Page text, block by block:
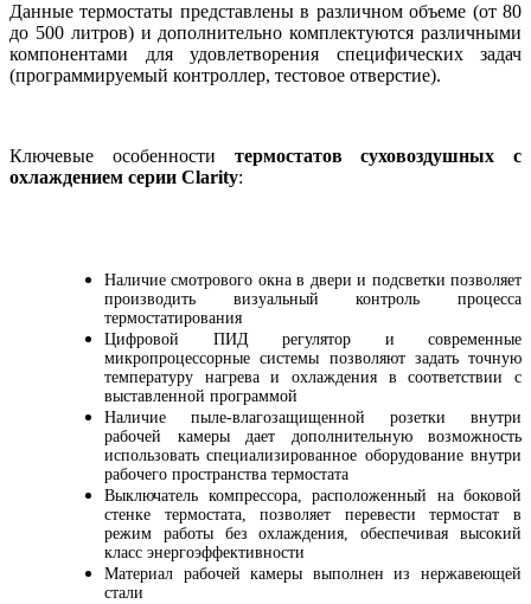
Данные термостаты представлены в различном объеме (от 80
до 500 литров) и дополнительно комплектуются различными
компонентами для удовлетворения специфических задач
(программируемый контроллер, тестовое отверстие).
Ключевые особенности термостатов суховоздушных с
охлаждением серии Clarity:
Наличие смотрового окна в двери и подсветки позволяет
производить визуальный контроль процесса
термостатирования
Цифровой ПИД регулятор и современные
микропроцессорные системы позволяют задать точную
температуру нагрева и охлаждения в соответствии с
выставленной программой
Наличие пыле-влагозащищенной розетки внутри
рабочей камеры дает дополнительную возможность
использовать специализированное оборудование внутри
рабочего пространства термостата
Выключатель компрессора, расположенный на боковой
стенке термостата, позволяет перевести термостат в
режим работы без охлаждения, обеспечивая высокий
класс энергоэффективности
Материал рабочей камеры выполнен из нержавеющей
стали